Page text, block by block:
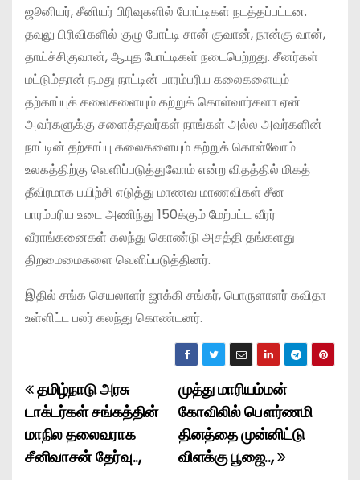
ஜூனியர், சீனியர் பிரிவுகளில் போட்டிகள் நடத்தப்பட்டன.
தவுலு பிரிவிகளில் குழு போட்டி சான் குவான், நான்கு வான்,
தாய்ச்சிகுவான், ஆயுத போட்டிகள் நடைபெற்றது. சீனர்கள்
மட்டும்தான் நமது நாட்டின் பாரம்பரிய கலைகளையும்
தற்காப்புக் கலைகளையும் கற்றுக் கொள்வார்களா ஏன்
அவர்களுக்கு சளைத்தவர்கள் நாங்கள் அல்ல அவர்களின்
நாட்டின் தற்காப்பு கலைகளையும் கற்றுக் கொள்வோம்
உலகத்திற்கு வெளிப்படுத்துவோம் என்ற விதத்தில் மிகத்
தீவிரமாக பயிற்சி எடுத்து மாணவ மாணவிகள் சீன
பாரம்பரிய உடை அணிந்து 150க்கும் மேற்பட்ட வீரர்
வீராங்கனைகள் கலந்து கொண்டு அசத்தி தங்களது
திறமைமைகளை வெளிப்படுத்தினர்.
இதில் சங்க செயலாளர் ஜாக்கி சங்கர், பொருளாளர் கவிதா
உள்ளிட்ட பலர் கலந்து கொண்டனர்.
P
o
s
முத்து மாரியம்மன்
கோவிலில் பௌர்ணமி
தினத்தை முன்னிட்டு
விளக்கு பூஜை..,
தமிழ்நாடு அரசு
டாக்டர்கள் சங்கத்தின்
மாநில தலைவராக
சீனிவாசன் தேர்வு..,